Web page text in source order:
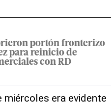
portón fronterizo
para reinicio de
con RD
miércoles era evidente